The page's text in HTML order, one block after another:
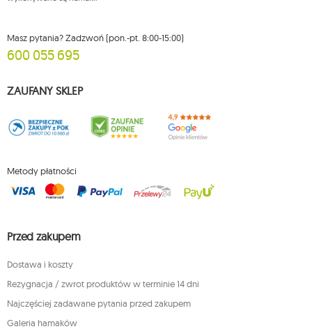
Masz pytania? Zadzwoń (pon.-pt. 8:00-15:00)
600 055 695
ZAUFANY SKLEP
Metody płatności
Przed zakupem
Dostawa i koszty
Rezygnacja / zwrot produktów w terminie 14 dni
Najczęściej zadawane pytania przed zakupem
Galeria hamaków